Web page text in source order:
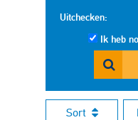
Uitchecken:
Ik heb
Sort